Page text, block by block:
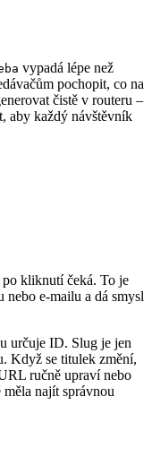
vypadá lépe než
pochopit, co na
čistě v routeru –
aby každý návštěvník
kliknutí čeká. To je
nebo e-mailu a dá smysl
určuje ID. Slug je jen
Když se titulek změní,
ručně upraví nebo
najít správnou